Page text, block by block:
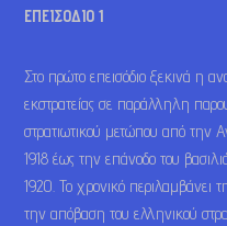
ΕΠΕΙΣΟΔΙΟ 1
Στο πρώτο επεισόδιο ξεκινά η
εκστρατείας σε παράλληλη
στρατιωτικού μετώπου από την
1918 έως την επάνοδο του
1920. Το χρονικό
την απόβαση του ελληνικού